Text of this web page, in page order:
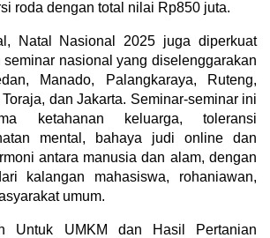
roda dengan total nilai Rp850 juta.
Natal Nasional 2025 juga diperkuat
nasional yang diselenggarakan
Manado, Palangkaraya, Ruteng,
dan Jakarta. Seminar-seminar ini
ketahanan keluarga, toleransi
mental, bahaya judi online dan
antara manusia dan alam, dengan
kalangan mahasiswa, rohaniawan,
umum.
Untuk UMKM dan Hasil Pertanian